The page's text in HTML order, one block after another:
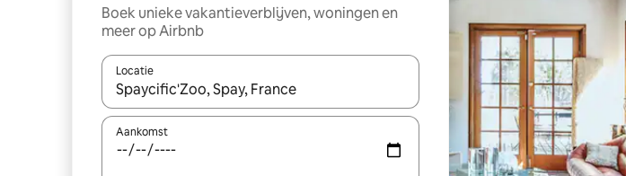
Boek unieke vakantieverblijven, woningen en
meer op Airbnb
Locatie
Wanneer er suggesties beschikbaar zijn, maak je een keuze met je de pijltjestoetsen
Aankomst